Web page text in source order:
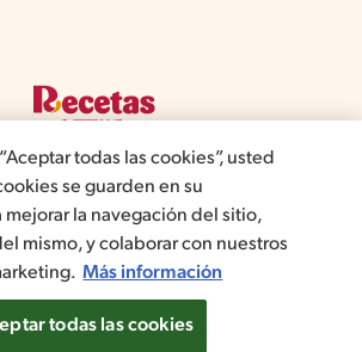
registradas por Société dels Produits Nestlé,
S.A. Vevey (Suiza)
de cookies
Política de cookies
todas las cookies”, usted
se guarden en su
mejorar la navegación del sitio,
mismo, y colaborar con nuestros
Más información
todas las cookies